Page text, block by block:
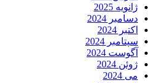
ژانویه 2025
دسامبر 2024
اکتبر 2024
سپتامبر 2024
آگوست 2024
ژوئن 2024
می 2024